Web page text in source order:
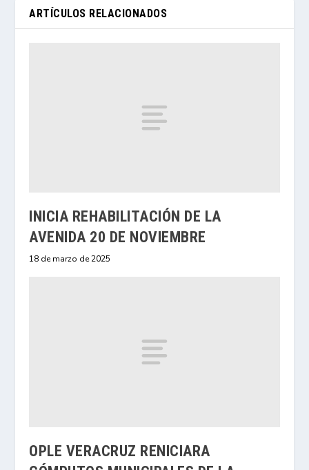
ARTÍCULOS RELACIONADOS
INICIA REHABILITACIÓN DE LA
AVENIDA 20 DE NOVIEMBRE
18 de marzo de 2025
OPLE VERACRUZ RENICIARA